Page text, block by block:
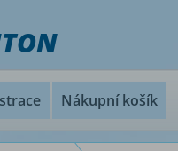
Nákupní košík